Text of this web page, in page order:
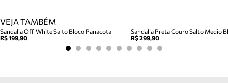
VEJA TAMBÉM
Sandalia Off-White Salto Bloco Panacota
R$ 199,90
Sandalia Preta Couro Salto Medio
R$ 299,90